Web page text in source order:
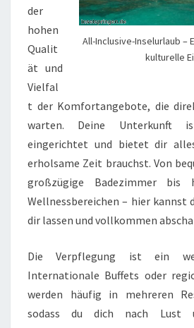
All-Inclusive-Inselurlaub –
kulturelle
der
hohen
Qualit
ät und
Vielfal
t der Komfortangebote, die
warten. Deine Unterkunft
eingerichtet und bietet dir
erholsame Zeit brauchst. Von
großzügige Badezimmer bis
Wellnessbereichen – hier kannst
dir lassen und vollkommen
Die Verpflegung ist ein
Internationale Buffets oder
werden häufig in mehreren
sodass du dich nach Lust